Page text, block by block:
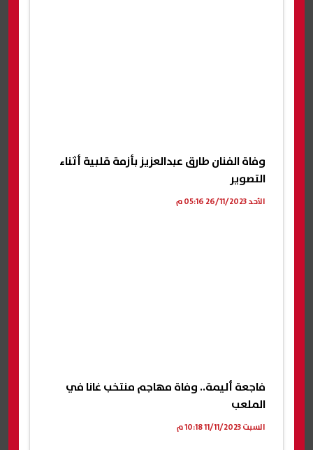
وفاة الفنان طارق عبدالعزيز بأزمة قلبية أثناء
التصوير
الأحد 26/11/2023 05:16 م
فاجعة أليمة.. وفاة مهاجم منتخب غانا في
الملعب
السبت 11/11/2023 10:18 م